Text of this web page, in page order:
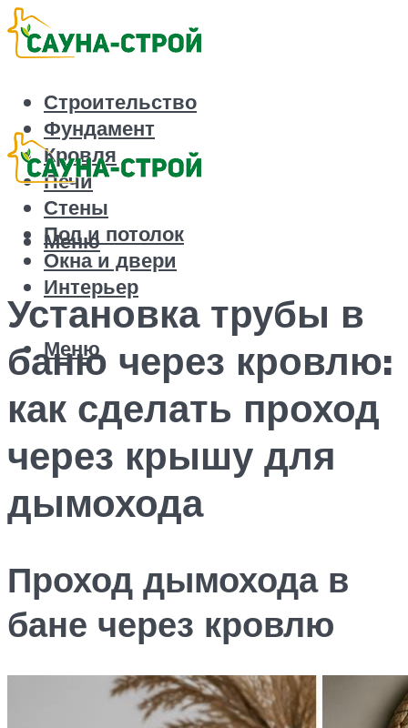
Строительство
Фундамент
Кровля
Печи
Стены
Пол и потолок
Окна и двери
Интерьер
Меню
Меню
Установка трубы в
баню через кровлю:
как сделать проход
через крышу для
дымохода
Проход дымохода в
бане через кровлю